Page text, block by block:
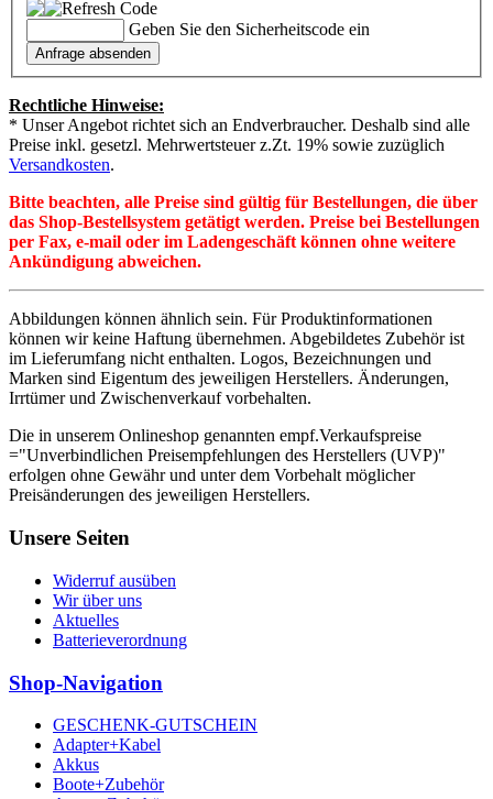
Geben Sie den Sicherheitscode ein
Rechtliche Hinweise:
* Unser Angebot richtet sich an Endverbraucher. Deshalb sind alle
Preise inkl. gesetzl. Mehrwertsteuer z.Zt. 19% sowie zuzüglich
Versandkosten.
Bitte beachten, alle Preise sind gültig für Bestellungen, die über
das Shop-Bestellsystem getätigt werden. Preise bei Bestellungen
per Fax, e-mail oder im Ladengeschäft können ohne weitere
Ankündigung abweichen.
Abbildungen können ähnlich sein. Für Produktinformationen
können wir keine Haftung übernehmen. Abgebildetes Zubehör ist
im Lieferumfang nicht enthalten. Logos, Bezeichnungen und
Marken sind Eigentum des jeweiligen Herstellers. Änderungen,
Irrtümer und Zwischenverkauf vorbehalten.
Die in unserem Onlineshop genannten empf.Verkaufspreise
="Unverbindlichen Preisempfehlungen des Herstellers (UVP)"
erfolgen ohne Gewähr und unter dem Vorbehalt möglicher
Preisänderungen des jeweiligen Herstellers.
Unsere Seiten
Widerruf ausüben
Wir über uns
Aktuelles
Batterieverordnung
Shop-Navigation
GESCHENK-GUTSCHEIN
Adapter+Kabel
Akkus
Boote+Zubehör